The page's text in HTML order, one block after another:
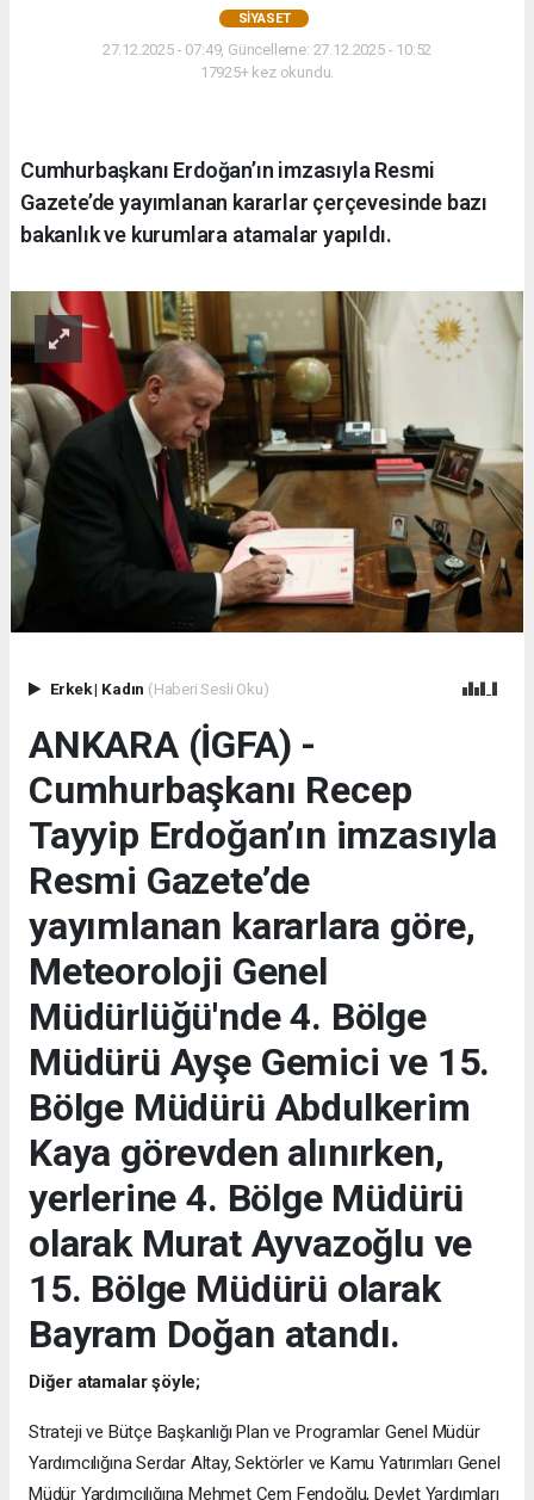
SIYASET
27.12.2025 - 07:49, Güncelleme: 27.12.2025 - 10:52
17925+ kez okundu.
Cumhurbaşkanı Erdoğan’ın imzasıyla Resmi
Gazete’de yayımlanan kararlar çerçevesinde bazı
bakanlık ve kurumlara atamalar yapıldı.
Erkek| Kadın (Haberi Sesli Oku)
ANKARA (İGFA) -
Cumhurbaşkanı Recep
Tayyip Erdoğan’ın imzasıyla
Resmi Gazete’de
yayımlanan kararlara göre,
Meteoroloji Genel
Müdürlüğü'nde 4. Bölge
Müdürü Ayşe Gemici ve 15.
Bölge Müdürü Abdulkerim
Kaya görevden alınırken,
yerlerine 4. Bölge Müdürü
olarak Murat Ayvazoğlu ve
15. Bölge Müdürü olarak
Bayram Doğan atandı.
Diğer atamalar şöyle;
Strateji ve Bütçe Başkanlığı Plan ve Programlar Genel Müdür
Yardımcılığına Serdar Altay, Sektörler ve Kamu Yatırımları Genel
Müdür Yardımcılığına Mehmet Cem Fendoğlu, Devlet Yardımları